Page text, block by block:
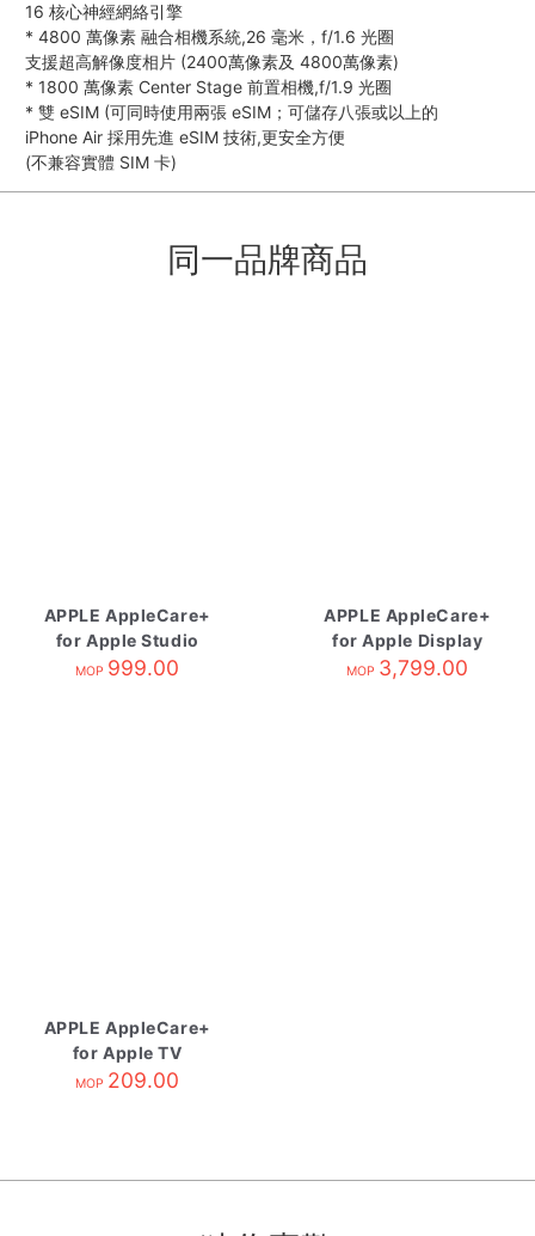
16 核心神經網絡引擎
* 4800 萬像素 融合相機系統,26 毫米，f/1.6 光圈
支援超高解像度相片 (2400萬像素及 4800萬像素)
* 1800 萬像素 Center Stage 前置相機,f/1.9 光圈
* 雙 eSIM (可同時使用兩張 eSIM；可儲存八張或以上的
iPhone Air 採用先進 eSIM 技術,更安全方便
(不兼容實體 SIM 卡)
同一品牌商品
APPLE AppleCare+
for Apple Studio
Display
MOP 999.00
APPLE AppleCare+
for Apple Display
MOP 3,799.00
APPLE AppleCare+
for Apple TV
MOP 209.00